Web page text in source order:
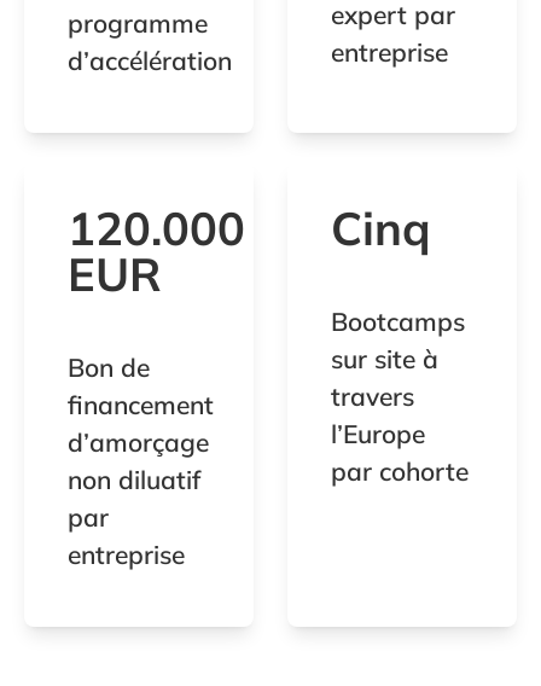
programme
d’accélération
expert par
entreprise
120.000
EUR
Bon de
financement
d’amorçage
non diluatif
par
entreprise
Cinq
Bootcamps
sur site à
travers
l’Europe
par cohorte